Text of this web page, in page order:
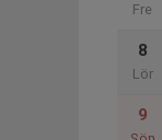
Fre
8
Lör
9